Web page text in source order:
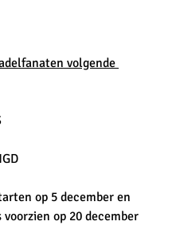
volgende
op 5 december en
op 20 december